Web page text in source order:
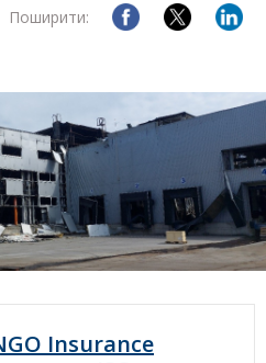
Поширити:
Insurance